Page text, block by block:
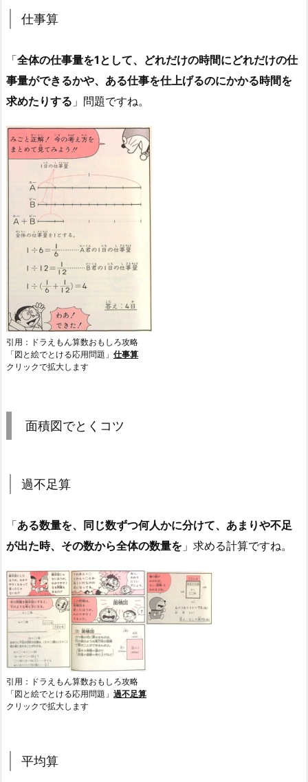
仕事算
「全体の仕事量を1として、どれだけの時間にどれだけの仕
事量ができるかや、ある仕事を仕上げるのにかかる時間を
求めたりする 」問題ですね。
引用：ドラえもん算数おもしろ攻略
「図と絵でとける応用問題」 仕事算
クリックで拡大します
面積図でとくコツ
過不足算
「ある数量を、同じ数ずつ何人かに分けて、あまりや不足
が出た時、その数から全体の数量を 」求める計算ですね。
引用：ドラえもん算数おもしろ攻略
「図と絵でとける応用問題」 過不足算
クリックで拡大します
平均算